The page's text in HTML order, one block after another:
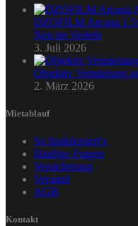
DZOFILM Arcana
Neu im Verleih
3. Juli 2026
Objektiv Vermietung
2. März 2026
Mietablauf
So funktioniert's
Häufige Fragen
Versicherung
Versand
AGB
Kontakt